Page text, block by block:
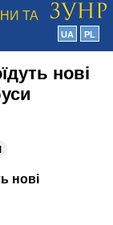
ТА
UA PL
нові
нові